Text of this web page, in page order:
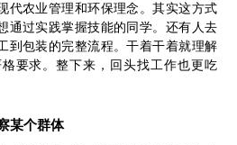
代农业管理和环保理念。其实这方式
通过实践掌握技能的同学。还有人去
到包装的完整流程。干着干着就理解
要求。整下来，回头找工作也更吃
某个群体